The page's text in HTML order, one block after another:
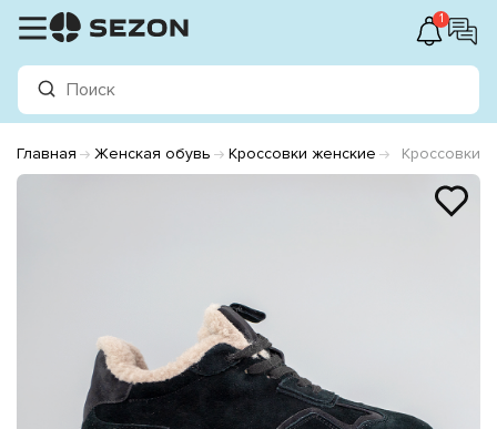
1
Главная Женская обувь Кроссовки женские Кроссовки